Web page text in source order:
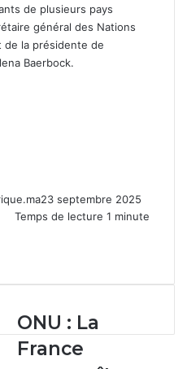
de plusieurs pays
général des Nations
de la présidente de
Baerbock.
23 septembre 2025
Temps de lecture 1 minute
ONU
:
La
ONU : La
France